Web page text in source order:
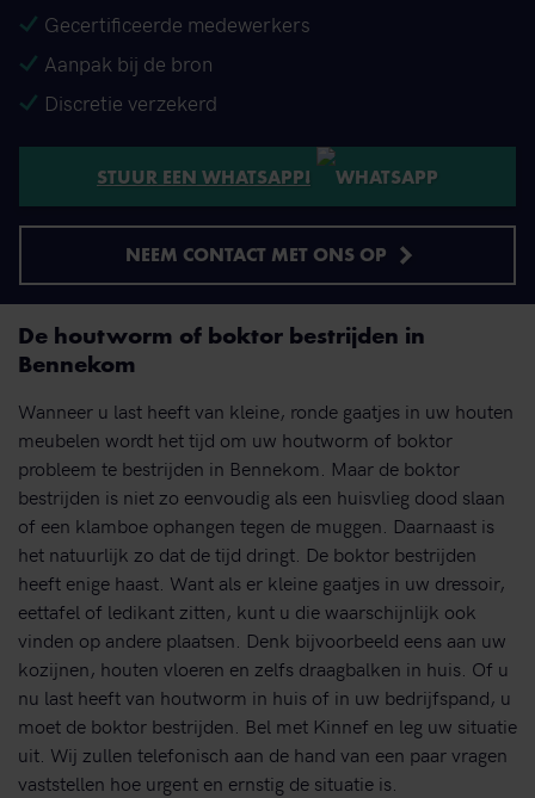
Gecertificeerde medewerkers
Aanpak bij de bron
Discretie verzekerd
STUUR EEN WHATSAPP!
NEEM CONTACT MET ONS OP
De houtworm of boktor bestrijden in
Bennekom
Wanneer u last heeft van kleine, ronde gaatjes in uw houten
meubelen wordt het tijd om uw houtworm of boktor
probleem te bestrijden in Bennekom. Maar de boktor
bestrijden is niet zo eenvoudig als een huisvlieg dood slaan
of een klamboe ophangen tegen de muggen. Daarnaast is
het natuurlijk zo dat de tijd dringt. De boktor bestrijden
heeft enige haast. Want als er kleine gaatjes in uw dressoir,
eettafel of ledikant zitten, kunt u die waarschijnlijk ook
vinden op andere plaatsen. Denk bijvoorbeeld eens aan uw
kozijnen, houten vloeren en zelfs draagbalken in huis. Of u
nu last heeft van houtworm in huis of in uw bedrijfspand, u
moet de boktor bestrijden. Bel met Kinnef en leg uw situatie
uit. Wij zullen telefonisch aan de hand van een paar vragen
vaststellen hoe urgent en ernstig de situatie is.